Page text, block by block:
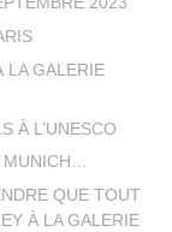
LA GALERIE
À L’UNESCO
MUNICH…
QUE TOUT
À LA GALERIE